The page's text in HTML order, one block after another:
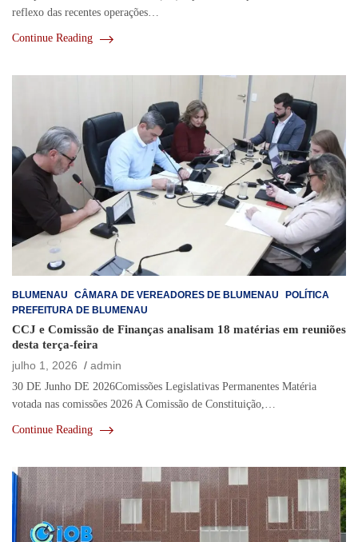
reflexo das recentes operações…
Continue Reading
BLUMENAU CÂMARA DE VEREADORES DE BLUMENAU
POLÍTICA
PREFEITURA DE BLUMENAU
CCJ e Comissão de Finanças analisam 18 matérias em reuniões
desta terça-feira
julho 1, 2026
admin
30 DE Junho DE 2026Comissões Legislativas Permanentes Matéria
votada nas comissões 2026 A Comissão de Constituição,…
Continue Reading